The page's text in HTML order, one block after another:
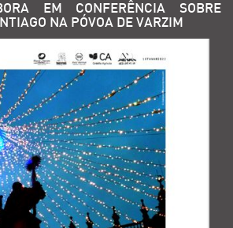
EM CONFERÊNCIA SOBRE
NA PÓVOA DE VARZIM